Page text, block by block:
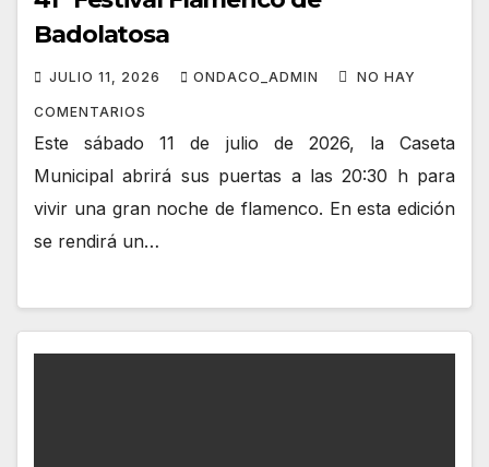
Badolatosa
JULIO 11, 2026 ONDACO_ADMIN NO HAY
COMENTARIOS
Este sábado 11 de julio de 2026, la Caseta
Municipal abrirá sus puertas a las 20:30 h para
vivir una gran noche de flamenco. En esta edición
se rendirá un…